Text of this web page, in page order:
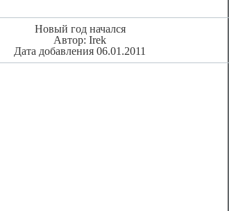
Новый год начался
Автор: Irek
Дата добавления 06.01.2011